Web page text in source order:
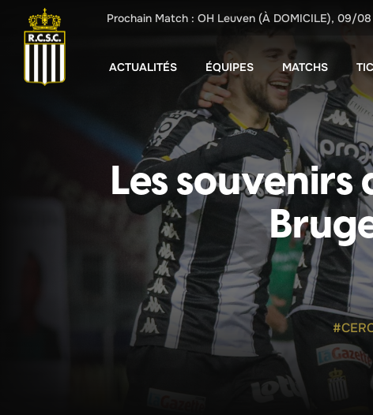
Prochain Match : OH Leuven (À DOMICILE), 09/08
ACTUALITÉS ÉQUIPES MATCHS
Les souvenirs